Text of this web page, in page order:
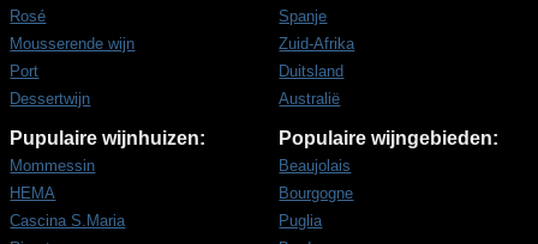
Rosé
Mousserende wijn
Port
Dessertwijn
Spanje
Zuid-Afrika
Duitsland
Australië
Pupulaire wijnhuizen:
Mommessin
HEMA
Cascina S.Maria
Populaire wijngebieden:
Beaujolais
Bourgogne
Puglia